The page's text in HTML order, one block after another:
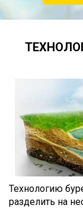
Технологию
разделить на